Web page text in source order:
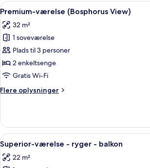
Indlæs
alle
billeder
af
Premium-
værelse
(Bosphorus
Et moderne
10
Premium-værelse (Bosphorus View)
32 m²
1 soveværelse
Plads til 3 personer
2 enkeltsenge
Gratis Wi-Fi
Flere oplysninger
Flere
værelse
(Bosphorus
View)
Indlæs
alle
billeder
Et moderne
14
Superior-værelse - ryger - balkon
22 m²